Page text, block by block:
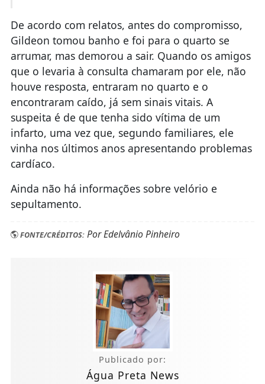
De acordo com relatos, antes do compromisso,
Gildeon tomou banho e foi para o quarto se
arrumar, mas demorou a sair. Quando os amigos
que o levaria à consulta chamaram por ele, não
houve resposta, entraram no quarto e o
encontraram caído, já sem sinais vitais. A
suspeita é de que tenha sido vítima de um
infarto, uma vez que, segundo familiares, ele
vinha nos últimos anos apresentando problemas
cardíaco.
Ainda não há informações sobre velório e
sepultamento.
FONTE/CRÉDITOS:Por Edelvânio Pinheiro
Publicado por:
Água Preta News